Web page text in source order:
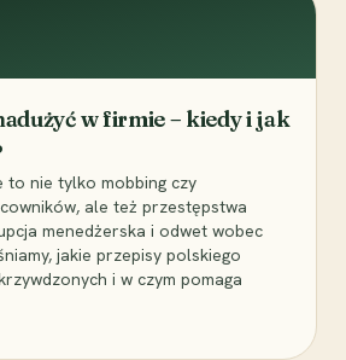
w firmie – kiedy i jak
to nie tylko mobbing czy
ale też przestępstwa
menedżerska i odwet wobec
jakie przepisy polskiego
i w czym pomaga